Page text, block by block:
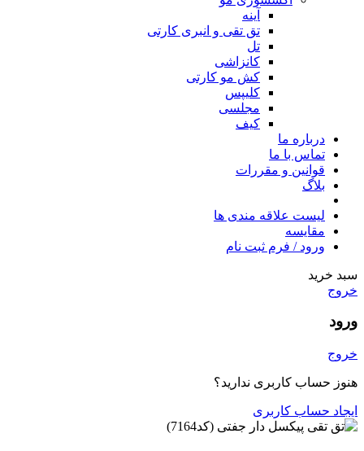
آینه
تق تقی و انبری کارتی
تل
کانزاشی
کش مو کارتی
کلیپس
مجلسی
کیف
درباره ما
تماس با ما
قوانین و مقررات
بلاگ
لیست علاقه مندی ها
مقایسه
ورود / فرم ثبت نام
سبد خرید
خروج
ورود
خروج
هنوز حساب کاربری ندارید؟
ایجاد حساب کاربری